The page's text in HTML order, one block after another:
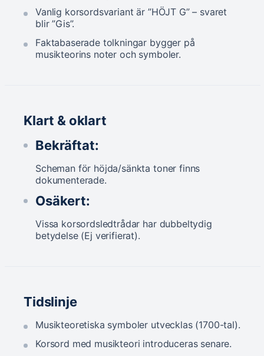
Vanlig korsordsvariant är ”HÖJT G” – svaret
blir ”Gis”.
Faktabaserade tolkningar bygger på
musikteorins noter och symboler.
Klart & oklart
Bekräftat:
Scheman för höjda/sänkta toner finns
dokumenterade.
Osäkert:
Vissa korsordsledtrådar har dubbeltydig
betydelse (Ej verifierat).
Tidslinje
Musikteoretiska symboler utvecklas (1700-tal).
Korsord med musikteori introduceras senare.